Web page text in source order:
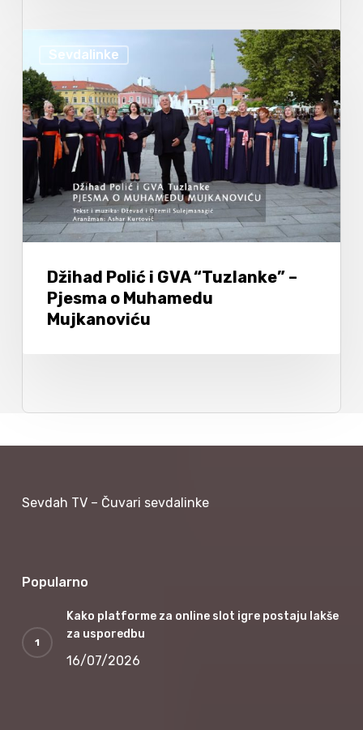
Sevdalinke
Džihad Polić i GVA “Tuzlanke” –
Pjesma o Muhamedu
Mujkanoviću
Sevdah TV – Čuvari sevdalinke
Popularno
Kako platforme za online slot igre postaju lakše
za usporedbu
16/07/2026